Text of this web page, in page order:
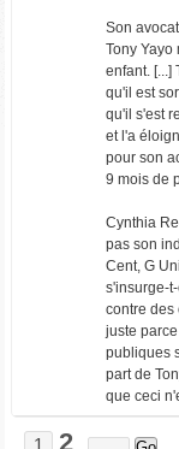
Son
Tony Yayo
enfant. [...]
qu'il est
qu'il s'est
et l'a
pour son
9 mois de
Cynthia
pas son
Cent, G
s'insurge-
contre des
juste
publiques
part de
que ceci
1 2